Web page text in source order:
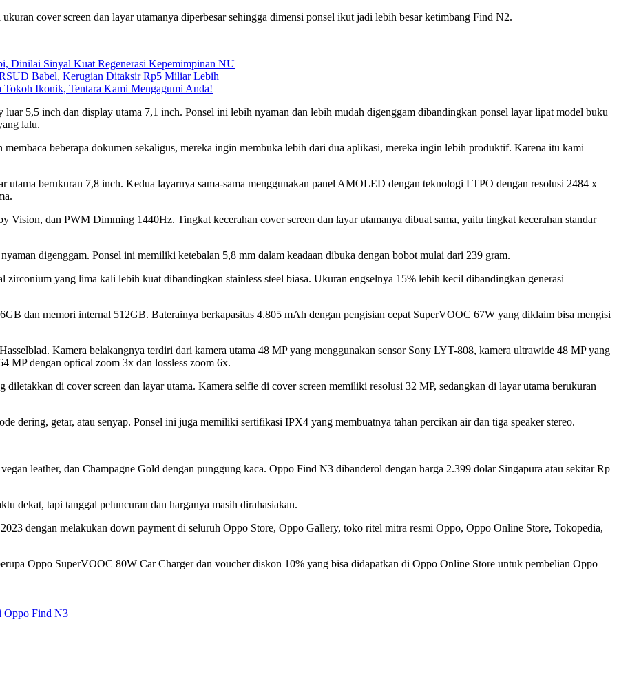
cover screen dan layar utamanya diperbesar sehingga dimensi ponsel ikut jadi lebih besar ketimbang Find N2.
Dinilai Sinyal Kuat Regenerasi Kepemimpinan NU
Babel, Kerugian Ditaksir Rp5 Miliar Lebih
Ikonik, Tentara Kami Mengagumi Anda!
5,5 inch dan display utama 7,1 inch. Ponsel ini lebih nyaman dan lebih mudah digenggam dibandingkan ponsel layar lipat model buku
lalu.
beberapa dokumen sekaligus, mereka ingin membuka lebih dari dua aplikasi, mereka ingin lebih produktif. Karena itu kami
utama berukuran 7,8 inch. Kedua layarnya sama-sama menggunakan panel AMOLED dengan teknologi LTPO dengan resolusi 2484 x
dan PWM Dimming 1440Hz. Tingkat kecerahan cover screen dan layar utamanya dibuat sama, yaitu tingkat kecerahan standar
digenggam. Ponsel ini memiliki ketebalan 5,8 mm dalam keadaan dibuka dengan bobot mulai dari 239 gram.
yang lima kali lebih kuat dibandingkan stainless steel biasa. Ukuran engselnya 15% lebih kecil dibandingkan generasi
dan memori internal 512GB. Baterainya berkapasitas 4.805 mAh dengan pengisian cepat SuperVOOC 67W yang diklaim bisa mengisi
Kamera belakangnya terdiri dari kamera utama 48 MP yang menggunakan sensor Sony LYT-808, kamera ultrawide 48 MP yang
MP dengan optical zoom 3x dan lossless zoom 6x.
di cover screen dan layar utama. Kamera selfie di cover screen memiliki resolusi 32 MP, sedangkan di layar utama berukuran
dering, getar, atau senyap. Ponsel ini juga memiliki sertifikasi IPX4 yang membuatnya tahan percikan air dan tiga speaker stereo.
leather, dan Champagne Gold dengan punggung kaca. Oppo Find N3 dibanderol dengan harga 2.399 dolar Singapura atau sekitar Rp
dekat, tapi tanggal peluncuran dan harganya masih dirahasiakan.
dengan melakukan down payment di seluruh Oppo Store, Oppo Gallery, toko ritel mitra resmi Oppo, Oppo Online Store, Tokopedia,
Oppo SuperVOOC 80W Car Charger dan voucher diskon 10% yang bisa didapatkan di Oppo Online Store untuk pembelian Oppo
Oppo Find N3